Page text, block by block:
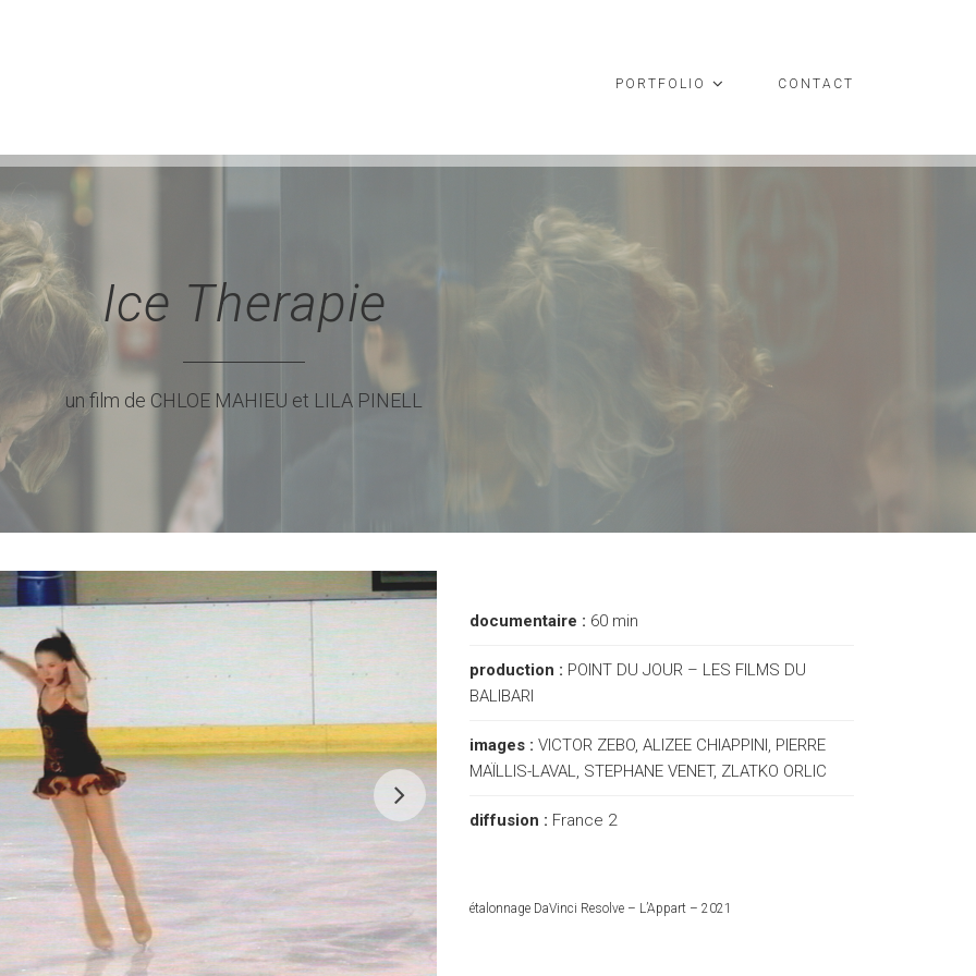
PORTFOLIO CONTACT
Ice Therapie
un film de CHLOE MAHIEU et LILA PINELL
documentaire : 60 min
production : POINT DU JOUR – LES FILMS DU
BALIBARI
images : VICTOR ZEBO, ALIZEE CHIAPPINI, PIERRE
MAÏLLIS-LAVAL, STEPHANE VENET, ZLATKO ORLIC
diffusion : France 2
étalonnage DaVinci Resolve – L’Appart – 2021